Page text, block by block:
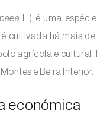
L.) é uma
cultivada há mais
agrícola e
e Beira Interior.
económica